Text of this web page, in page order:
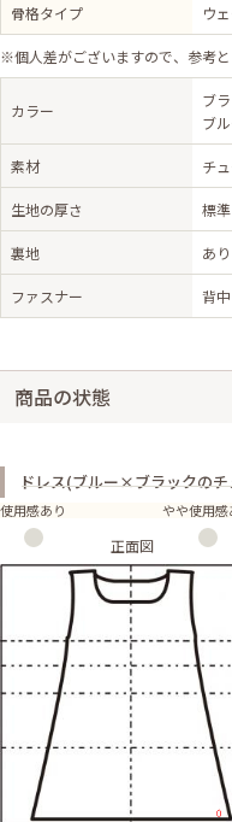
骨格タイプ ウ
※個人差がございますので、参考
カラー
ブ
ブ
素材 チ
生地の厚さ 標準
裏地 あり
ファスナー 背中
商品の状態
ドレス(ブルー×ブラックの
使用感あり やや使用感
正面図